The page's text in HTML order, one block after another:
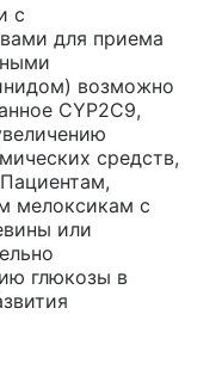
с
для приема
возможно
CYP2C9,
средств,
мелоксикам с
или
глюкозы в